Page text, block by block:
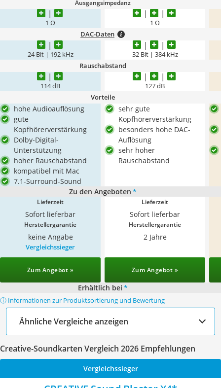
Ausgangsimpedanz
1 Ω 1 Ω
DAC-Daten
24 Bit | 192 kHz 32 Bit | 384 kHz
Rauschabstand
114 dB 127 dB
Vorteile
hohe Audioauflösung
gute
Kopfhörerverstärkung
Dolby-Digital-
Unterstützung
hoher Rauschabstand
kompatibel mit Mac
7.1-Surround-Sound
sehr gute
Kopfhörerverstärkung
besonders hohe DAC-
Auflösung
sehr hoher
Rauschabstand
Zu den Angeboten *
Lieferzeit
Sofort lieferbar
Lieferzeit
Sofort lieferbar
Herstellergarantie
keine Angabe
Herstellergarantie
2 Jahre
Vergleichssieger
Zum Angebot » Zum Angebot »
Erhältlich bei *
ⓘ Informationen zur Produktsortierung und Bewertung
Ähnliche Vergleiche anzeigen
Creative-Soundkarten Vergleich 2026 Empfehlungen
Vergleichssieger